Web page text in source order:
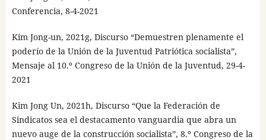
Conferencia, 8-4-2021
Kim Jong-un, 2021g, Discurso “Demuestren plenamente el
poderío de la Unión de la Juventud Patriótica socialista”,
Mensaje al 10.º Congreso de la Unión de la Juventud, 29-4-
2021
Kim Jong Un, 2021h, Discurso “Que la Federación de
Sindicatos sea el destacamento vanguardia que abra un
nuevo auge de la construcción socialista”, 8.º Congreso de la